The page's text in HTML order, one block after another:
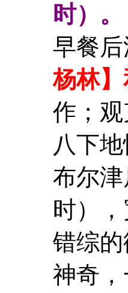
时）。
早餐
杨林
作；
八下
布尔
时）
错综
神奇